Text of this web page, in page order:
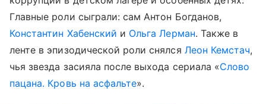
Главные роли сыграли: сам Антон Богданов,
Константин Хабенский и Ольга Лерман. Также в
ленте в эпизодической роли снялся Леон Кемстач,
чья звезда засияла после выхода сериала «Слово
пацана. Кровь на асфальте».